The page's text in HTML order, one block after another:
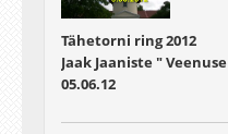
Tähetorni ring 2012
Jaak Jaaniste "
05.06.12